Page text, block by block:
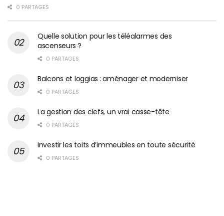
0 PARTAGES
Quelle solution pour les téléalarmes des
ascenseurs ?
0 PARTAGES
Balcons et loggias : aménager et moderniser
0 PARTAGES
La gestion des clefs, un vrai casse-tête
0 PARTAGES
Investir les toits d’immeubles en toute sécurité
0 PARTAGES